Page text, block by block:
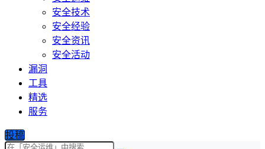
安全技术
安全经验
安全资讯
安全活动
漏洞
工具
精选
服务
投稿